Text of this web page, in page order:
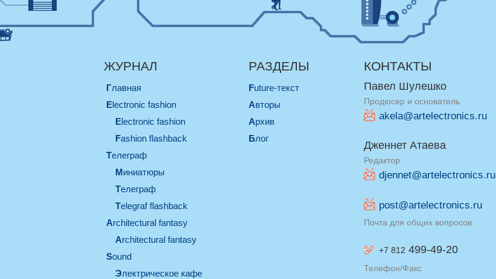
ЖУРНАЛ
Главная
electronic fashion
electronic fashion
Fashion flashback
телеграф
миниатюры
телеграф
Telegraf flashback
architectural fantasy
architectural fantasy
sound
электрическое кафе
РАЗДЕЛЫ
Future-текст
Авторы
Архив
Блог
КОНТАКТЫ
Павел Шулешко
Продюсер и основатель
akela@artelectronics.ru
Дженнет Атаева
Редактор
djennet@artelectronics.ru
post@artelectronics.ru
Почта для общих вопросов
+7 812 499-49-20
Телефон/Факс